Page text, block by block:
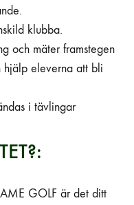
klubba.
och mäter framstegen
eleverna att bli
i tävlingar
GOLF är det ditt